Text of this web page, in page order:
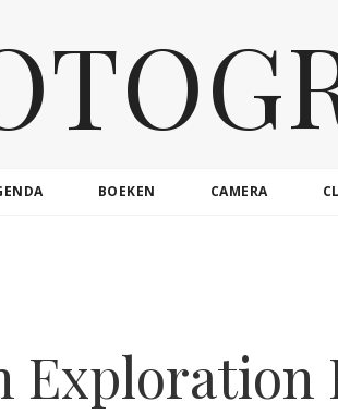
BOEKEN CAMERA
Exploration